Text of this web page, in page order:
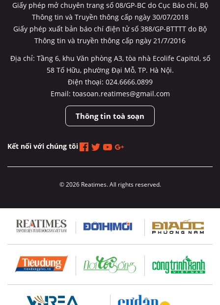
Giấy phép mở chuyên trang số 08/GP-BC do Cục Báo chí, Bộ
Thông tin và Truyền thông cấp ngày 30/07/2018
Giấy phép xuất bản báo chí điện tử số 388/GP-BTTTT do Bộ
Thông tin và truyền thông cấp ngày 21/7/2016
Địa chỉ: Tầng 6, khu Văn phòng A3, tòa nhà Ecolife Capitol, số
58 Tố Hữu, phường Đại Mỗ, TP. Hà Nội.
Điện thoại: 024.6666.0899
Email: toasoan.reatimes@gmail.com
Thông tin toà soạn
Kết nối với chúng tôi
© 2026 Reatimes. All rights reserved.